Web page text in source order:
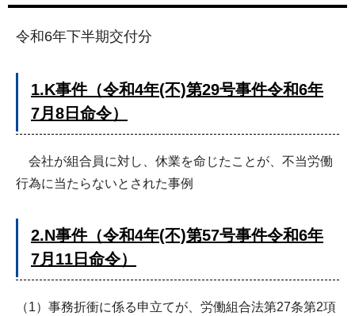
令和6年下半期交付分
1.K事件（令和4年(不)第29号事件令和6年
7月8日命令）
会社が組合員に対し、休業を命じたことが、不当労働
行為に当たらないとされた事例
2.N事件（令和4年(不)第57号事件令和6年
7月11日命令）
（1）事務折衝に係る申立てが、労働組合法第27条第2項